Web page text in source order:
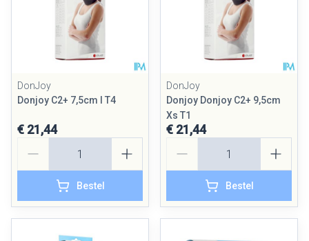
DonJoy
Donjoy C2+ 7,5cm l T4
€ 21,44
Bestel
DonJoy
Donjoy Donjoy C2+ 9,5cm
Xs T1
€ 21,44
Bestel